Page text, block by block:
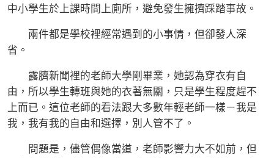
中小學生於上課時間上廁所，避免發生擁擠踩踏事故。
兩件都是學校裡經常遇到的小事情，但卻發人深
省。
露臍新聞裡的老師大學剛畢業，她認為穿衣有自
由，所以學生轉班與她的衣著無關，只是學生程度趕不
上而已。這位老師的看法跟大多數年輕老師一樣－我是
我，我有我的自由和選擇，別人管不了。
問題是，儘管偶像當道，老師影響力大不如前，但